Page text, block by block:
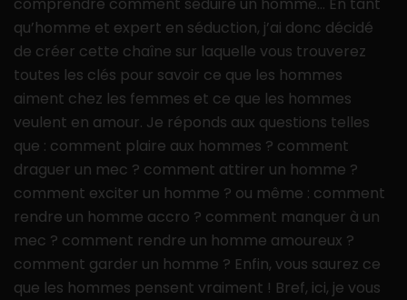
qu’homme et expert en séduction, j’ai donc décidé
de créer cette chaîne sur laquelle vous trouverez
toutes les clés pour savoir ce que les hommes
aiment chez les femmes et ce que les hommes
veulent en amour. Je réponds aux questions telles
que : comment plaire aux hommes ? comment
draguer un mec ? comment attirer un homme ?
comment exciter un homme ? ou même : comment
rendre un homme accro ? comment manquer à un
mec ? comment rendre un homme amoureux ?
comment garder un homme ? Enfin, vous saurez ce
que les hommes pensent vraiment ! Bref, ici, je vous